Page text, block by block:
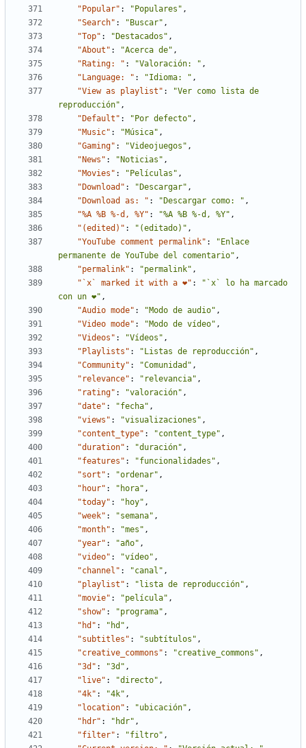
"Popular" : "Populares" ,
"Search" : "Buscar" ,
"Top" : "Destacados" ,
"About" : "Acerca de" ,
"Rating: " : "Valoración: " ,
"Language: " : "Idioma: " ,
"View as playlist" :
"Ver como lista de
reproducción" ,
"Default" : "Por defecto" ,
"Music" : "Música" ,
"Gaming" : "Videojuegos" ,
"News" : "Noticias" ,
"Movies" : "Películas" ,
"Download" : "Descargar" ,
"Download as: " : "Descargar como: " ,
"%A %B %-d, %Y" : "%A %B %-d, %Y" ,
"(edited)" : "(editado)" ,
"YouTube comment permalink" :
"Enlace
permanente de YouTube del comentario" ,
"permalink" : "permalink" ,
"`x` marked it with a ❤" :
"`x` lo ha marcado
con un ❤" ,
"Audio mode" : "Modo de audio" ,
"Video mode" : "Modo de vídeo" ,
"Videos" : "Vídeos" ,
"Playlists" : "Listas de reproducción" ,
"Community" : "Comunidad" ,
"relevance" : "relevancia" ,
"rating" : "valoración" ,
"date" : "fecha" ,
"views" : "visualizaciones" ,
"content_type" : "content_type" ,
"duration" : "duración" ,
"features" : "funcionalidades" ,
"sort" : "ordenar" ,
"hour" : "hora" ,
"today" : "hoy" ,
"week" : "semana" ,
"month" : "mes" ,
"year" : "año" ,
"video" : "vídeo" ,
"channel" : "canal" ,
"playlist" : "lista de reproducción" ,
"movie" : "película" ,
"show" : "programa" ,
"hd" : "hd" ,
"subtitles" : "subtítulos" ,
"creative_commons" : "creative_commons" ,
"3d" : "3d" ,
"live" : "directo" ,
"4k" : "4k" ,
"location" : "ubicación" ,
"hdr" : "hdr" ,
"filter" : "filtro" ,